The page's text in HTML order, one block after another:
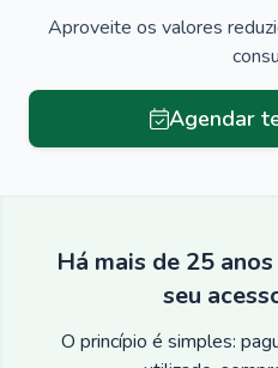
Aproveite os valores
Agendar
Há mais de 25
seu
O princípio é simples: